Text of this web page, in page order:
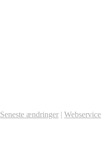
Seneste ændringer | Webservice